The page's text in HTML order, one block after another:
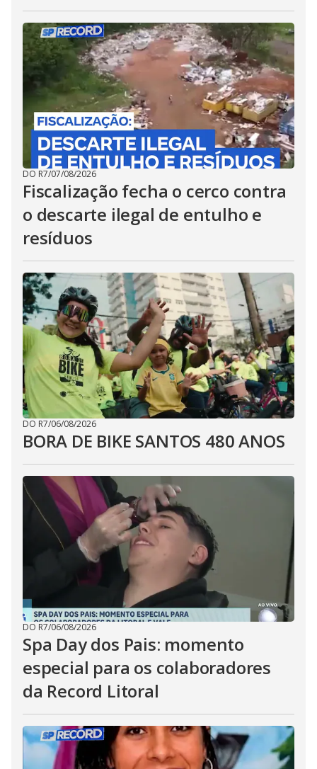
DO R7/07/08/2026
Fiscalização fecha o cerco contra
o descarte ilegal de entulho e
resíduos
DO R7/06/08/2026
BORA DE BIKE SANTOS 480 ANOS
DO R7/06/08/2026
Spa Day dos Pais: momento
especial para os colaboradores
da Record Litoral